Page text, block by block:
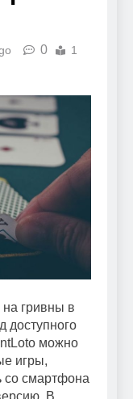
0
1
гривны в
доступного
можно
игры,
со смартфона